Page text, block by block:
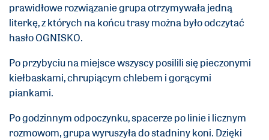
prawidłowe rozwiązanie grupa otrzymywała jedną
literkę, z których na końcu trasy można było odczytać
hasło OGNISKO.
Po przybyciu na miejsce wszyscy posilili się pieczonymi
kiełbaskami, chrupiącym chlebem i gorącymi
piankami.
Po godzinnym odpoczynku, spacerze po linie i licznym
rozmowom, grupa wyruszyła do stadniny koni. Dzięki